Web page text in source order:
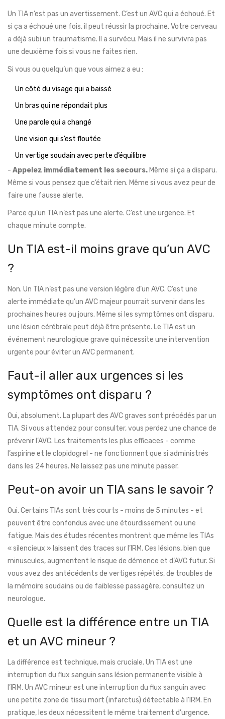
Un TIA n’est pas un avertissement. C’est un AVC qui a échoué. Et
si ça a échoué une fois, il peut réussir la prochaine. Votre cerveau
a déjà subi un traumatisme. Il a survécu. Mais il ne survivra pas
une deuxième fois si vous ne faites rien.
Si vous ou quelqu’un que vous aimez a eu :
Un côté du visage qui a baissé
Un bras qui ne répondait plus
Une parole qui a changé
Une vision qui s’est floutée
Un vertige soudain avec perte d’équilibre
- Appelez immédiatement les secours. Même si ça a disparu.
Même si vous pensez que c’était rien. Même si vous avez peur de
faire une fausse alerte.
Parce qu’un TIA n’est pas une alerte. C’est une urgence. Et
chaque minute compte.
Un TIA est-il moins grave qu’un AVC
?
Non. Un TIA n’est pas une version légère d’un AVC. C’est une
alerte immédiate qu’un AVC majeur pourrait survenir dans les
prochaines heures ou jours. Même si les symptômes ont disparu,
une lésion cérébrale peut déjà être présente. Le TIA est un
événement neurologique grave qui nécessite une intervention
urgente pour éviter un AVC permanent.
Faut-il aller aux urgences si les
symptômes ont disparu ?
Oui, absolument. La plupart des AVC graves sont précédés par un
TIA. Si vous attendez pour consulter, vous perdez une chance de
prévenir l’AVC. Les traitements les plus efficaces - comme
l’aspirine et le clopidogrel - ne fonctionnent que si administrés
dans les 24 heures. Ne laissez pas une minute passer.
Peut-on avoir un TIA sans le savoir ?
Oui. Certains TIAs sont très courts - moins de 5 minutes - et
peuvent être confondus avec une étourdissement ou une
fatigue. Mais des études récentes montrent que même les TIAs
« silencieux » laissent des traces sur l’IRM. Ces lésions, bien que
minuscules, augmentent le risque de démence et d’AVC futur. Si
vous avez des antécédents de vertiges répétés, de troubles de
la mémoire soudains ou de faiblesse passagère, consultez un
neurologue.
Quelle est la différence entre un TIA
et un AVC mineur ?
La différence est technique, mais cruciale. Un TIA est une
interruption du flux sanguin sans lésion permanente visible à
l’IRM. Un AVC mineur est une interruption du flux sanguin avec
une petite zone de tissu mort (infarctus) détectable à l’IRM. En
pratique, les deux nécessitent le même traitement d’urgence.